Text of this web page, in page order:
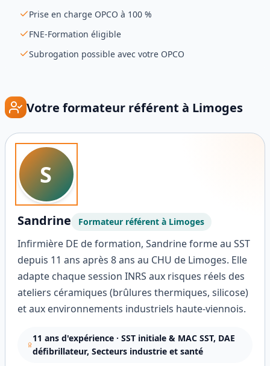
Prise en charge OPCO à 100 %
FNE-Formation éligible
Subrogation possible avec votre OPCO
Votre formateur référent à Limoges
S
Sandrine Formateur référent à Limoges
Infirmière DE de formation, Sandrine forme au SST
depuis 11 ans après 8 ans au CHU de Limoges. Elle
adapte chaque session INRS aux risques réels des
ateliers céramiques (brûlures thermiques, silicose)
et aux environnements industriels haute-viennois.
11 ans d'expérience · SST initiale & MAC SST, DAE
défibrillateur, Secteurs industrie et santé